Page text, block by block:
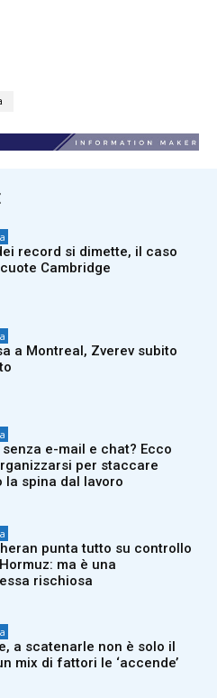
record si dimette, il caso
Cambridge
a Montreal, Zverev subito
senza e-mail e chat? Ecco
per staccare
la spina dal lavoro
punta tutto su controllo
ma è una
rischiosa
a scatenarle non è solo il
mix di fattori le ‘accende’